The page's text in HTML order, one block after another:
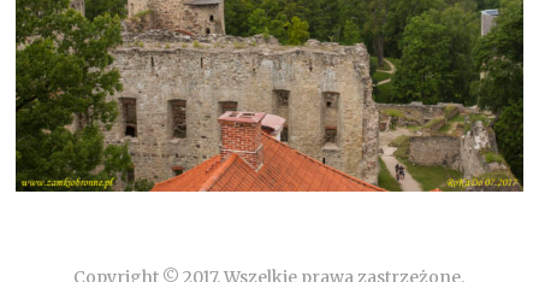
Copyright © 2017. Wszelkie prawa zastrzeżone.